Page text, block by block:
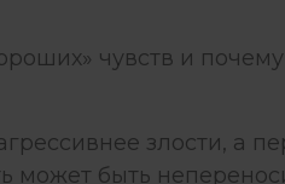
чувств и
злости, а
может быть